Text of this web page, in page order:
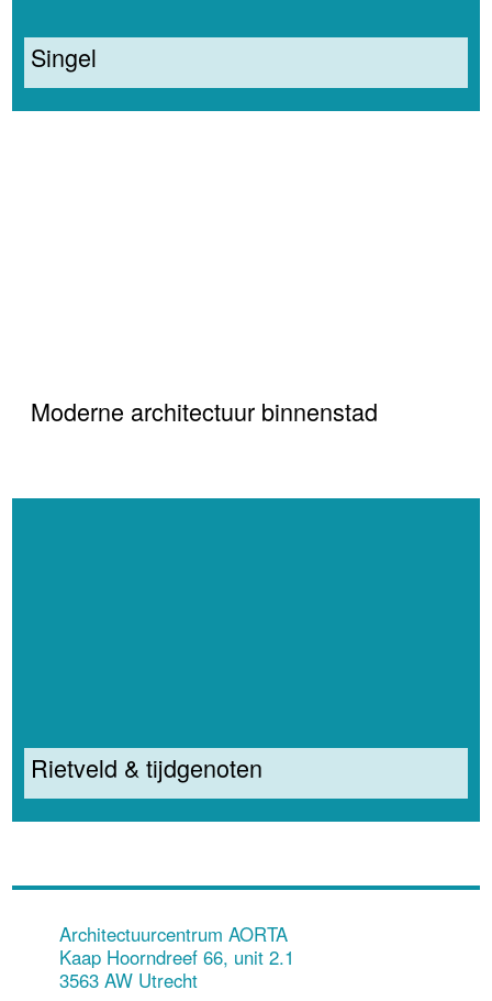
Singel
Moderne architectuur binnenstad
Rietveld & tijdgenoten
Architectuurcentrum AORTA
Kaap Hoorndreef 66, unit 2.1
3563 AW Utrecht